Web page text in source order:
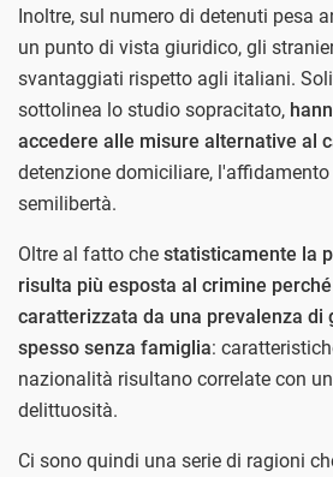
Inoltre, sul numero di detenuti pesa
un punto di vista giuridico, gli
svantaggiati rispetto agli italiani.
sottolinea lo studio sopracitato,
accedere alle misure alternative al
detenzione domiciliare,
semilibertà.
Oltre al fatto che statisticamente la
risulta più esposta al crimine
caratterizzata da una prevalenza di
spesso senza famiglia:
nazionalità risultano correlate con
delittuosità.
Ci sono quindi una serie di ragioni